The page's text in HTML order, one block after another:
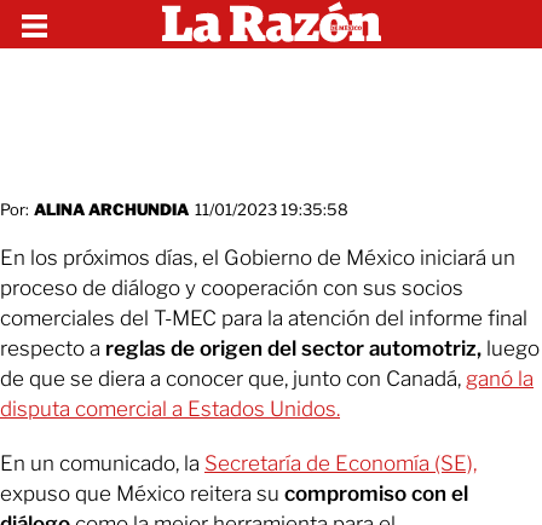
Por: ALINA ARCHUNDIA 11/01/2023 19:35:58
En los próximos días, el Gobierno de México iniciará un
proceso de diálogo y cooperación con sus socios
comerciales del T-MEC para la atención del informe final
respecto a reglas de origen del sector automotriz, luego
de que se diera a conocer que, junto con Canadá, ganó la
disputa comercial a Estados Unidos.
En un comunicado, la Secretaría de Economía (SE),
expuso que México reitera su compromiso con el